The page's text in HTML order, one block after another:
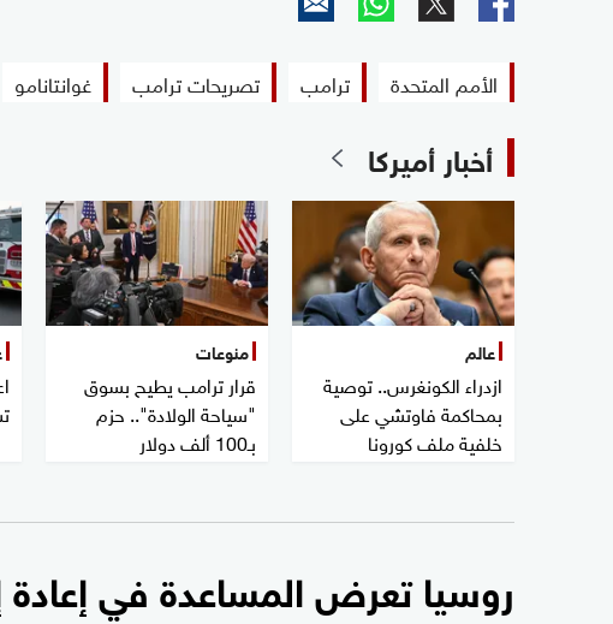
الأمم المتحدة ترامب تصريحات ترامب غوانتانامو
أخبار أميركا
عالم
ازدراء الكونغرس.. توصية
بمحاكمة فاوتشي على
خلفية ملف كورونا
منوعات
قرار ترامب يطيح بسوق
"سياحة الولادة".. حزم
بـ100 ألف دولار
روسيا تعرض المساعدة في إعادة